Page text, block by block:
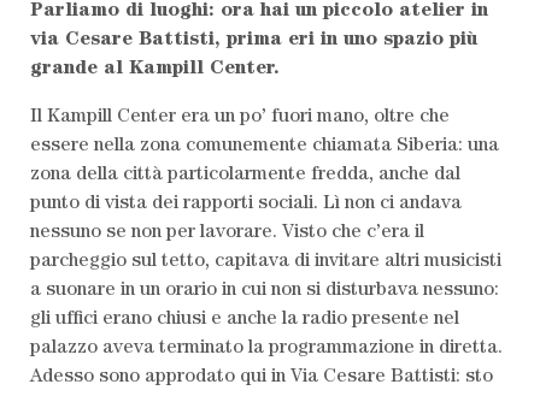
Parliamo di luoghi: ora hai un piccolo atelier in
via Cesare Battisti, prima eri in uno spazio più
grande al Kampill Center.
Il Kampill Center era un po’ fuori mano, oltre che
essere nella zona comunemente chiamata Siberia: una
zona della città particolarmente fredda, anche dal
punto di vista dei rapporti sociali. Lì non ci andava
nessuno se non per lavorare. Visto che c’era il
parcheggio sul tetto, capitava di invitare altri musicisti
a suonare in un orario in cui non si disturbava nessuno:
gli uffici erano chiusi e anche la radio presente nel
palazzo aveva terminato la programmazione in diretta.
Adesso sono approdato qui in Via Cesare Battisti: sto